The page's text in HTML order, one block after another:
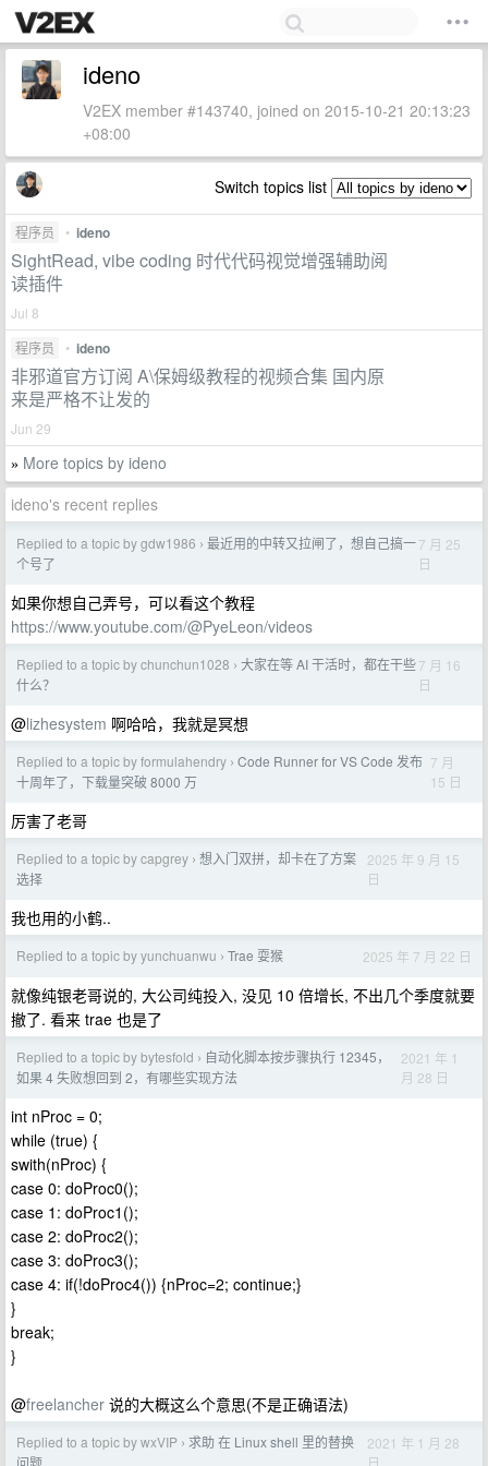
ideno
V2EX member #143740, joined on 2015-10-21 20:13:23
+08:00
Switch topics list
程序员 • ideno
SightRead, vibe coding 时代代码视觉增强辅助阅
读插件
Jul 8
程序员
• ideno
非邪道官方订阅 A\保姆级教程的视频合集 国内原
来是严格不让发的
Jun 29
» More topics by ideno
ideno's recent replies
Replied to a topic by gdw1986 › 最近用的中转又拉闸了，想自己搞一
个号了
7 月 25
日
如果你想自己弄号，可以看这个教程
https://www.youtube.com/@PyeLeon/videos
Replied to a topic by chunchun1028 › 大家在等 AI 干活时，都在干些
什么？
7 月 16
日
@lizhesystem 啊哈哈，我就是冥想
Replied to a topic by formulahendry › Code Runner for VS Code 发布
十周年了，下载量突破 8000 万
7 月
15 日
厉害了老哥
Replied to a topic by capgrey › 想入门双拼，却卡在了方案
选择
2025 年 9 月 15
日
我也用的小鹤..
Replied to a topic by yunchuanwu › Trae 耍猴 2025 年 7 月 22 日
就像纯银老哥说的, 大公司纯投入, 没见 10 倍增长, 不出几个季度就要
撤了. 看来 trae 也是了
Replied to a topic by bytesfold › 自动化脚本按步骤执行 12345，
如果 4 失败想回到 2，有哪些实现方法
2021 年 1
月 28 日
int nProc = 0;
while (true) {
swith(nProc) {
case 0: doProc0();
case 1: doProc1();
case 2: doProc2();
case 3: doProc3();
case 4: if(!doProc4()) {nProc=2; continue;}
}
break;
}
@freelancher 说的大概这么个意思(不是正确语法)
Replied to a topic by wxVIP › 求助 在 Linux shell 里的替换
问题
2021 年 1 月 28
日